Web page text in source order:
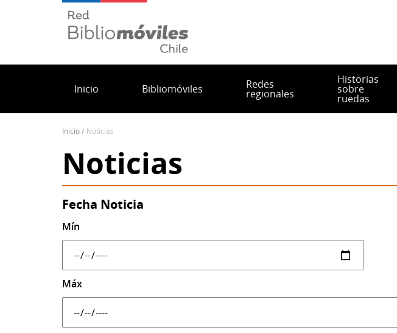
Inicio Bibliomóviles Redes
regionales
Historias
sobre
ruedas
enlaces
de
ayuda
a
la
navegación
inicio noticias
Noticias
Fecha Noticia
Mín
Máx